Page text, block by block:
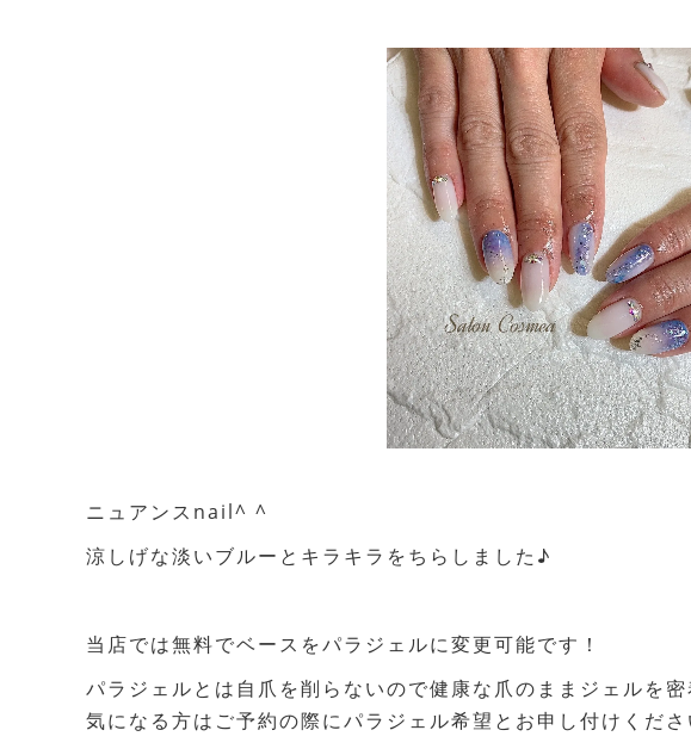
ニュアンスnail^ ^
涼しげな淡いブルーとキラキラをちらしました♪
当店では無料でベースをパラジェルに変更可能です！
パラジェルとは自爪を削らないので健康な爪のままジェルを
気になる方はご予約の際にパラジェル希望とお申し付けくだ